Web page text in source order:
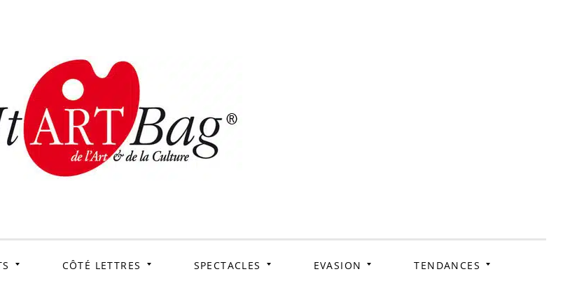
CÔTÉ LETTRES SPECTACLES EVASION TENDANCES